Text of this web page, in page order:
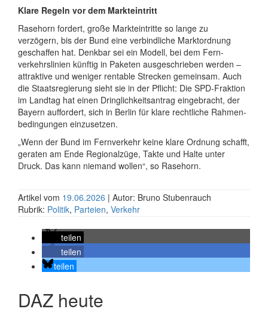
Klare Regeln vor dem Markt­eintritt
Rasehorn fordert, große Markt­eintritte so lange zu
verzögern, bis der Bund eine verbindliche Markt­ordnung
geschaffen hat. Denkbar sei ein Modell, bei dem Fern­
verkehrs­linien künftig in Paketen aus­geschrieben werden –
attraktive und weniger rentable Strecken gemeinsam. Auch
die Staats­regierung sieht sie in der Pflicht: Die SPD-Fraktion
im Landtag hat einen Dringlich­keits­antrag eingebracht, der
Bayern auffordert, sich in Berlin für klare rechtliche Rahmen­
bedingungen einzusetzen.
„Wenn der Bund im Fern­verkehr keine klare Ordnung schafft,
geraten am Ende Regional­züge, Takte und Halte unter
Druck. Das kann niemand wollen“, so Rasehorn.
Artikel vom 19.06.2026 | Autor: Bruno Stubenrauch
Rubrik: Politik, Parteien, Verkehr
teilen
teilen
teilen
DAZ heute